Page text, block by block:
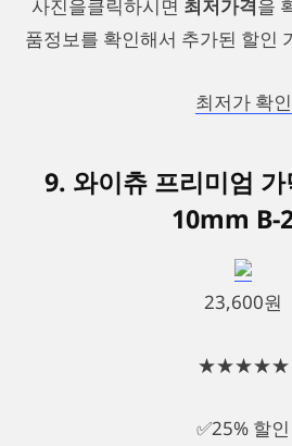
사진을클릭하시면 최저가격을
품정보를 확인해서 추가된 할인
최저가 확인
9. 와이츄 프리미엄
10mm B-
23,600원
★★★★★
✅25% 할인